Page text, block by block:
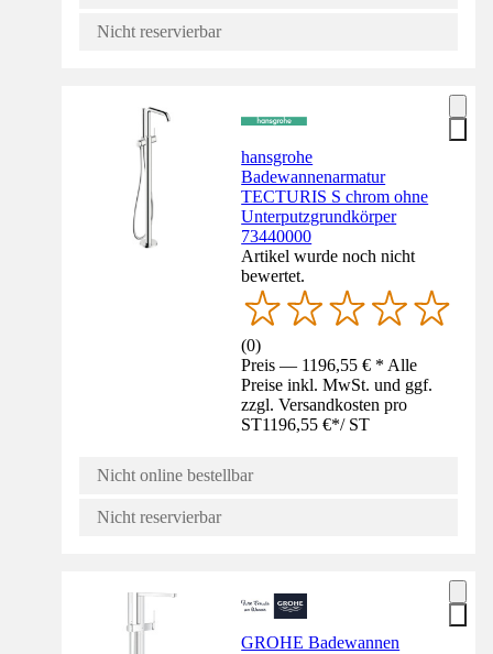
Nicht reservierbar
hansgrohe
Badewannenarmatur
TECTURIS S chrom ohne
Unterputzgrundkörper
73440000
Artikel wurde noch nicht
bewertet.
(0)
Preis — 1196,55 € * Alle
Preise inkl. MwSt. und ggf.
zzgl. Versandkosten pro
ST1196,55 €*/ ST
Nicht online bestellbar
Nicht reservierbar
GROHE Badewannen